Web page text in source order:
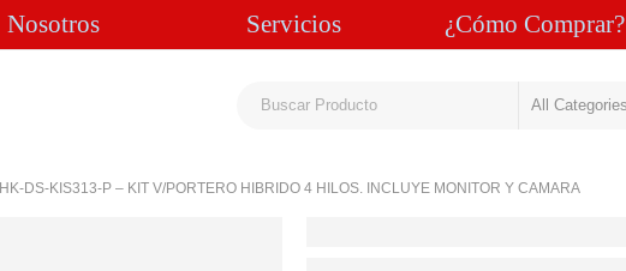
Nosotros Servicios ¿Cómo Comprar?
HK-DS-KIS313-P – KIT V/PORTERO HIBRIDO 4 HILOS. INCLUYE MONITOR Y CAMARA